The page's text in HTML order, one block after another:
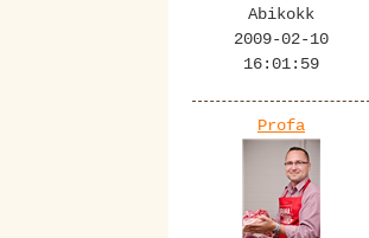
Abikokk
2009-02-10
16:01:59
Profa